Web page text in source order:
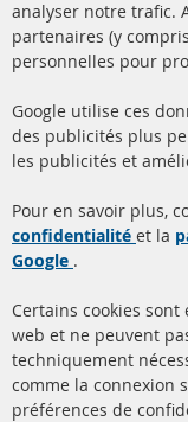
+49 (0) 4533 799000
info@contra-
facebook
Filtres à
(FPD)
Catalyseur (CAT)
Capteurs
Matériel de
analyser notre trafic.
partenaires (y
personnelles pour
Google utilise ces
des publicités plus
les publicités et
Pour en savoir plus,
confidentialité et la
Google .
Certains cookies
web et ne peuvent
techniquement
comme la connexion
préférences de